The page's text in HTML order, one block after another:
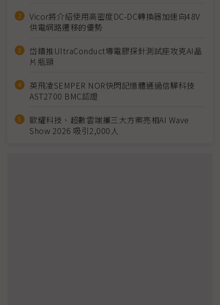
Vicor將介紹使用高密度DC-DC轉換器加速向48V
供電網路遷移的優勢
岱鐠推UltraConduct導電膠探針測試座攻克AI晶
片瓶頸
英飛凌SEMPER NOR快閃記憶體通過信驊科技
AST2700 BMC認證
歐耀科技、超數雲端攜三大方案亮相AI Wave
Show 2026 吸引2,000人